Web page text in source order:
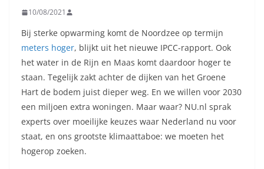
10/08/2021
Bij sterke opwarming komt de Noordzee op termijn
meters hoger, blijkt uit het nieuwe IPCC-rapport. Ook
het water in de Rijn en Maas komt daardoor hoger te
staan. Tegelijk zakt achter de dijken van het Groene
Hart de bodem juist dieper weg. En we willen voor 2030
een miljoen extra woningen. Maar waar? NU.nl sprak
experts over moeilijke keuzes waar Nederland nu voor
staat, en ons grootste klimaattaboe: we moeten het
hogerop zoeken.